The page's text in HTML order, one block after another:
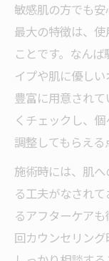
通いや
が可能
ハーブ
ングの流
サロン
駅近サ
ニキビ跡の
ハーブ
由
敏感肌の方でも
最大の特徴は、
ことです。なん
イプや肌に優し
豊富に用意され
くチェックし、
調整してもらえる
施術時には、肌
る工夫がなされ
るアフターケア
回カウンセリン